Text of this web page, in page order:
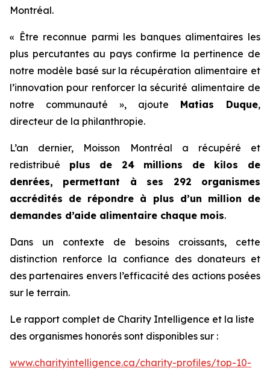
Montréal.
« Être reconnue parmi les banques alimentaires les
plus percutantes au pays confirme la pertinence de
notre modèle basé sur la récupération alimentaire et
l’innovation pour renforcer la sécurité alimentaire de
notre communauté », ajoute Matias Duque,
directeur de la philanthropie.
L’an dernier, Moisson Montréal a récupéré et
redistribué plus de 24 millions de kilos de
denrées, permettant à ses 292 organismes
accrédités de répondre à plus d’un million de
demandes d’aide alimentaire chaque mois.
Dans un contexte de besoins croissants, cette
distinction renforce la confiance des donateurs et
des partenaires envers l’efficacité des actions posées
sur le terrain.
Le rapport complet de Charity Intelligence et la liste
des organismes honorés sont disponibles sur :
www.charityintelligence.ca/charity-profiles/top-10-